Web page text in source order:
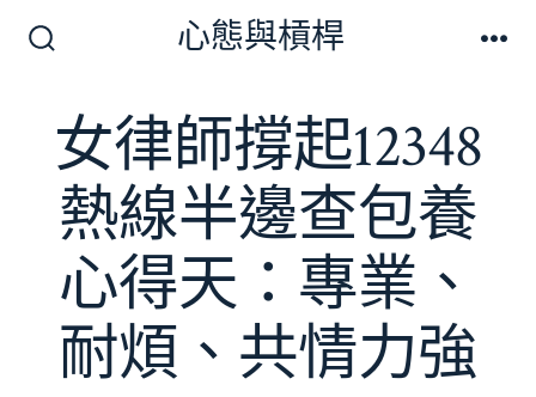
換
開
關
心態與槓桿
女律師撐起12348
熱線半邊查包養
心得天：專業、
耐煩、共情力強